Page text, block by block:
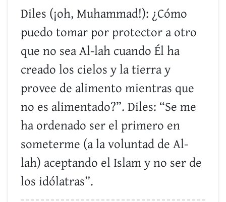
Diles (¡oh, Muhammad!): ¿Cómo
puedo tomar por protector a otro
que no sea Al-lah cuando Él ha
creado los cielos y la tierra y
provee de alimento mientras que
no es alimentado?”. Diles: “Se me
ha ordenado ser el primero en
someterme (a la voluntad de Al-
lah) aceptando el Islam y no ser de
los idólatras”.